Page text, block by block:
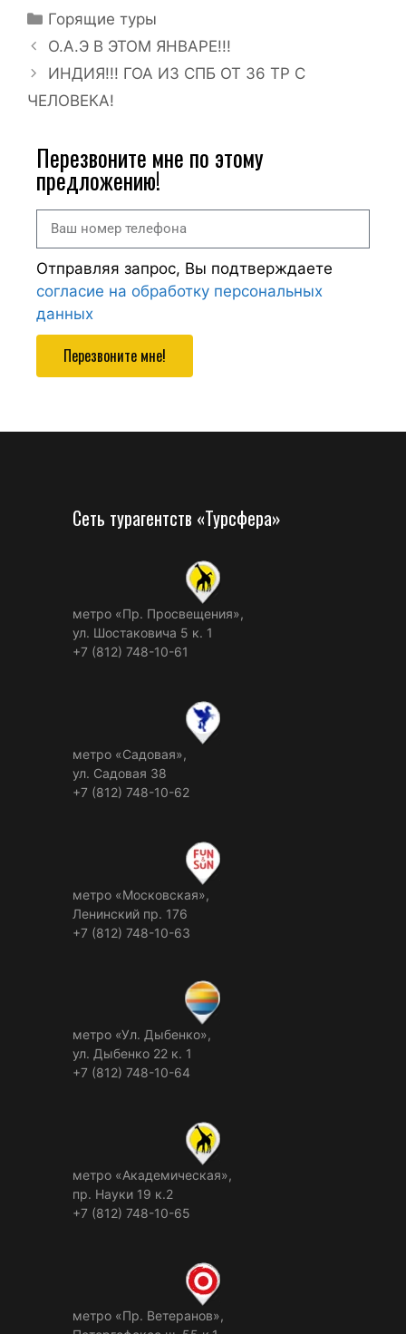
Горящие туры
О.А.Э В ЭТОМ ЯНВАРЕ!!!
ИНДИЯ!!! ГОА ИЗ СПБ ОТ 36 ТР С
ЧЕЛОВЕКА!
Перезвоните мне по этому
предложению!
Отправляя запрос, Вы подтверждаете
согласие на обработку персональных
данных
Перезвоните мне!
Сеть турагентств «Турсфера»
метро «Пр. Просвещения»,
ул. Шостаковича 5 к. 1
+7 (812) 748-10-61
метро «Садовая»,
ул. Садовая 38
+7 (812) 748-10-62
метро «Московская»,
Ленинский пр. 176
+7 (812) 748-10-63
метро «Ул. Дыбенко»,
ул. Дыбенко 22 к. 1
+7 (812) 748-10-64
метро «Академическая»,
пр. Науки 19 к.2
+7 (812) 748-10-65
метро «Пр. Ветеранов»,